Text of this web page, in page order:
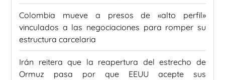
Colombia mueve a presos de «alto perfil»
vinculados a las negociaciones para romper su
estructura carcelaria
Irán reitera que la reapertura del estrecho de
Ormuz pasa por que EEUU acepte sus